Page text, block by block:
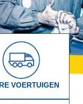
VOERTUIGEN